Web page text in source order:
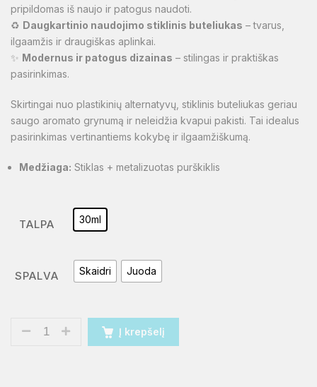
pripildomas iš naujo ir patogus naudoti.
♻️ Daugkartinio naudojimo stiklinis buteliukas – tvarus,
ilgaamžis ir draugiškas aplinkai.
✨ Modernus ir patogus dizainas – stilingas ir praktiškas
pasirinkimas.
Skirtingai nuo plastikinių alternatyvų, stiklinis buteliukas geriau
saugo aromato grynumą ir neleidžia kvapui pakisti. Tai idealus
pasirinkimas vertinantiems kokybę ir ilgaamžiškumą.
Medžiaga: Stiklas + metalizuotas purškiklis
TALPA 30ml
SPALVA Skaidri Juoda
Į krepšelį